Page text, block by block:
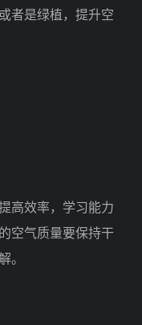
者是绿植，提升空
高效率，学习能力
空气质量要保持干
。